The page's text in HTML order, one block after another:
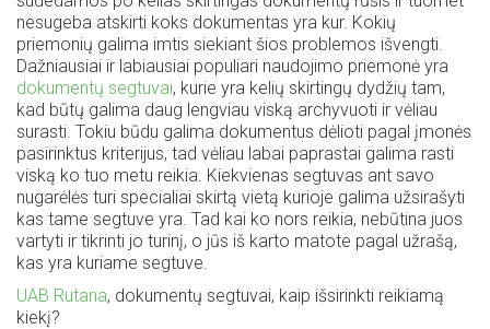
nesugeba atskirti koks dokumentas yra kur. Kokių
priemonių galima imtis siekiant šios problemos išvengti.
Dažniausiai ir labiausiai populiari naudojimo priemonė yra
dokumentų segtuvai, kurie yra kelių skirtingų dydžių tam,
kad būtų galima daug lengviau viską archyvuoti ir vėliau
surasti. Tokiu būdu galima dokumentus dėlioti pagal įmonės
pasirinktus kriterijus, tad vėliau labai paprastai galima rasti
viską ko tuo metu reikia. Kiekvienas segtuvas ant savo
nugarėlės turi specialiai skirtą vietą kurioje galima užsirašyti
kas tame segtuve yra. Tad kai ko nors reikia, nebūtina juos
vartyti ir tikrinti jo turinį, o jūs iš karto matote pagal užrašą,
kas yra kuriame segtuve.
UAB Rutana, dokumentų segtuvai, kaip išsirinkti reikiamą
kiekį?